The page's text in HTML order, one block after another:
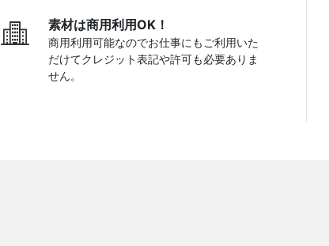
素材は商用利用OK！
商用利用可能なのでお仕事にもご利用いた
だけてクレジット表記や許可も必要ありま
せん。